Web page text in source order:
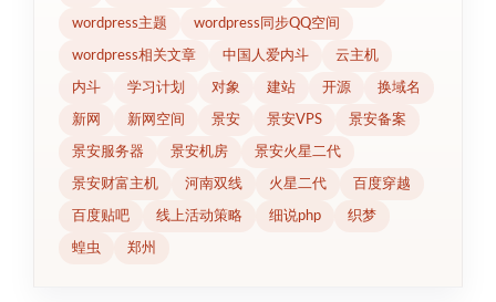
wordpress主题 wordpress同步QQ空间
wordpress相关文章 中国人爱内斗 云主机
内斗 学习计划 对象 建站 开源 换域名
新网 新网空间 景安 景安VPS 景安备案
景安服务器 景安机房 景安火星二代
景安财富主机 河南双线 火星二代 百度穿越
百度贴吧 线上活动策略 细说php 织梦
蝗虫 郑州